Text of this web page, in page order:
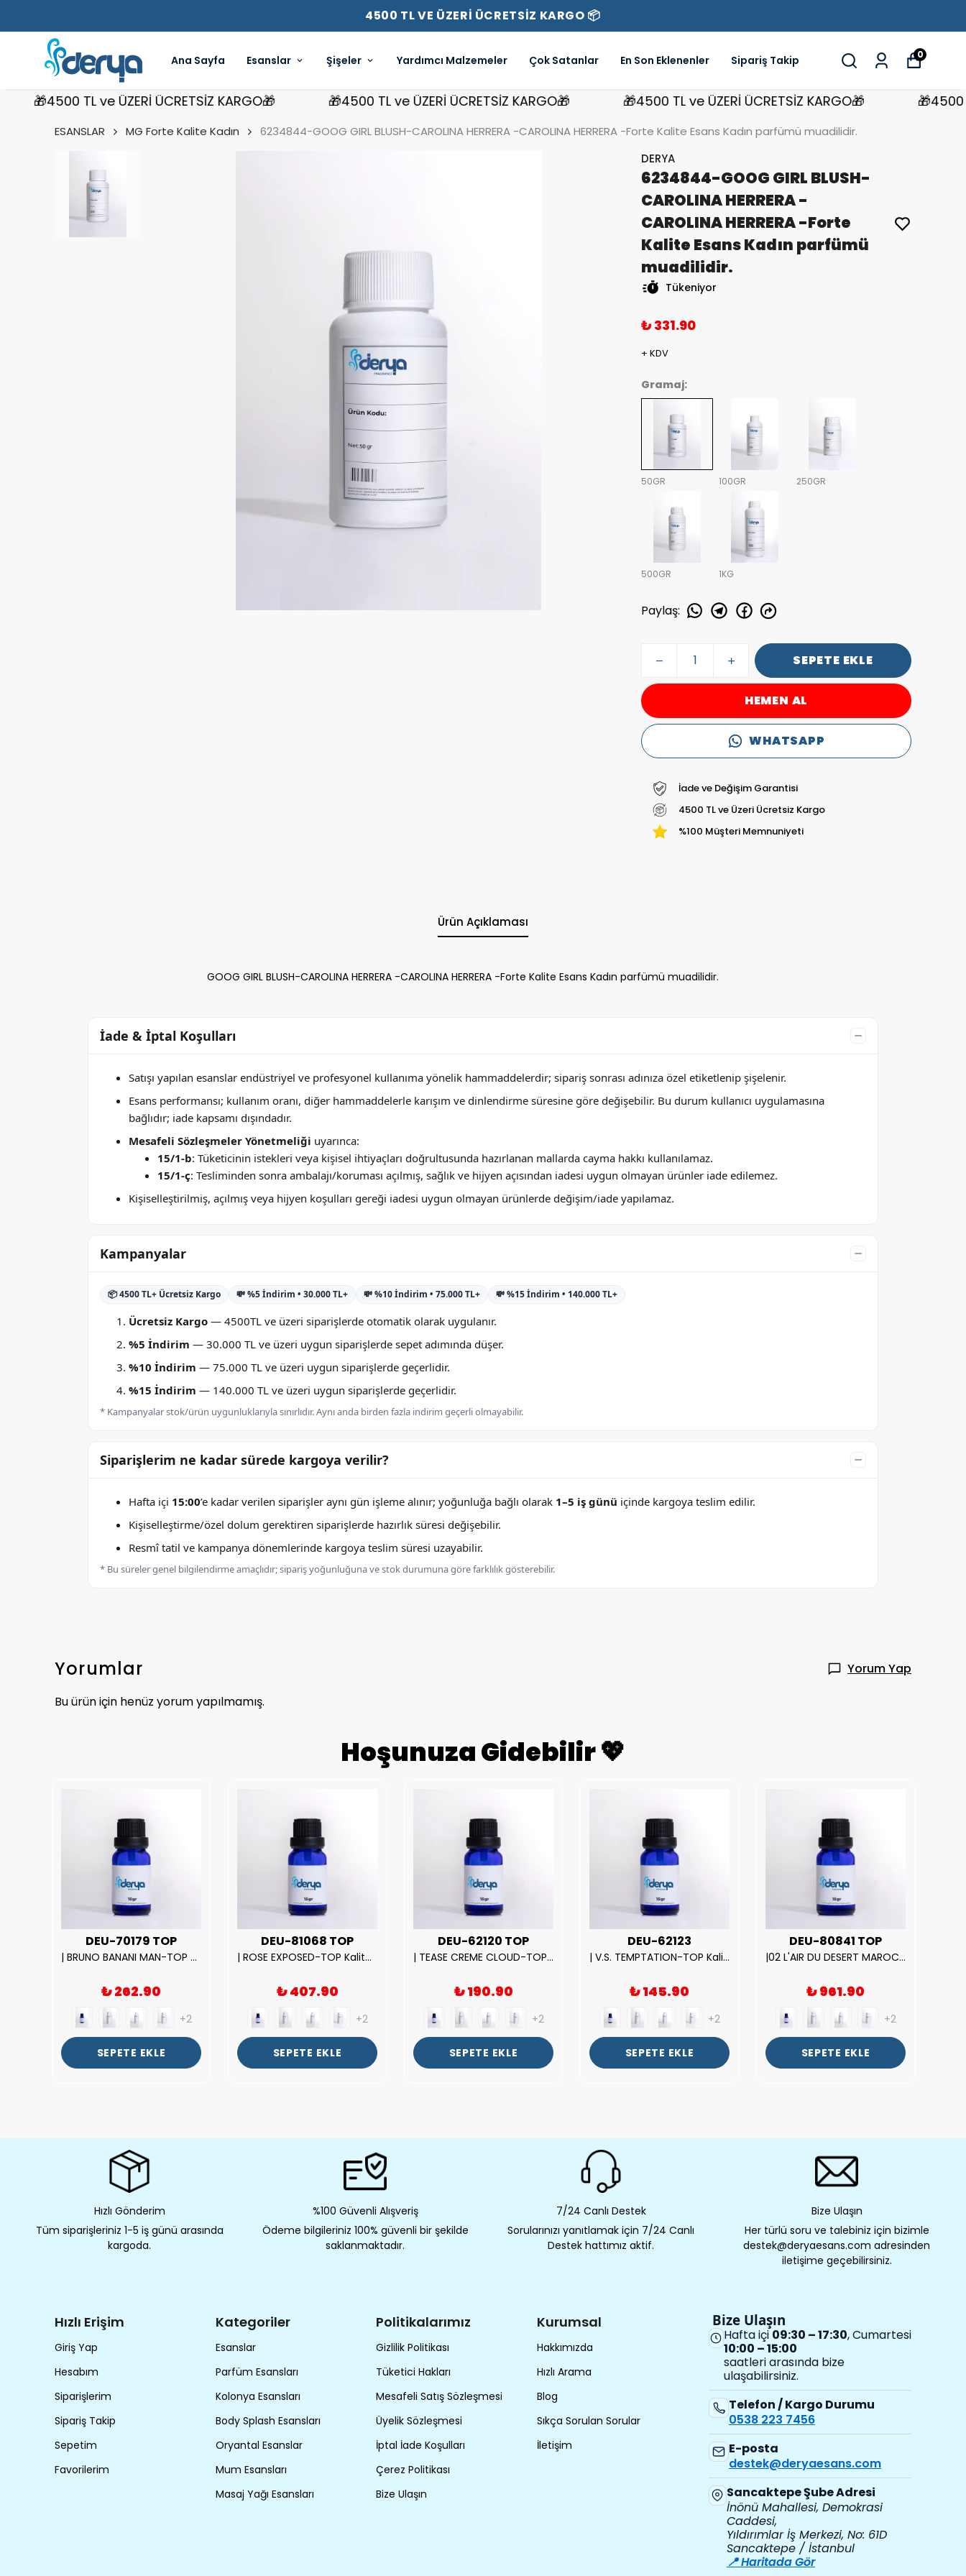
4500 TL VE ÜZERİ ÜCRETSİZ KARGO 📦
Ana Sayfa Esanslar Şişeler Yardımcı Malzemeler Çok Satanlar En Son Eklenenler Sipariş Takip 0
🎁4500 TL ve ÜZERİ ÜCRETSİZ KARGO🎁 🎁4500 TL ve ÜZERİ ÜCRETSİZ KARGO🎁 🎁4500 TL ve ÜZERİ ÜCRETSİZ KARGO🎁 🎁4500 TL
ESANSLAR MG Forte Kalite Kadın
6234844-GOOG GIRL BLUSH-CAROLINA HERRERA -CAROLINA HERRERA -Forte Kalite Esans Kadın parfümü muadilidir.
DERYA
6234844-GOOG GIRL BLUSH-
CAROLINA HERRERA -
CAROLINA HERRERA -Forte
Kalite Esans Kadın parfümü
muadilidir.
Tükeniyor
₺ 331.90
+ KDV
Gramaj:
50GR 100GR 250GR
500GR 1KG
Paylaş:
SEPETE EKLE
HEMEN AL
WHATSAPP
İade ve Değişim Garantisi
4500 TL ve Üzeri Ücretsiz Kargo
%100 Müşteri Memnuniyeti
Ürün Açıklaması
GOOG GIRL BLUSH-CAROLINA HERRERA -CAROLINA HERRERA -Forte Kalite Esans Kadın parfümü muadilidir.
İade & İptal Koşulları
Satışı yapılan esanslar endüstriyel ve profesyonel kullanıma yönelik hammaddelerdir; sipariş sonrası adınıza özel etiketlenip şişelenir.
Esans performansı; kullanım oranı, diğer hammaddelerle karışım ve dinlendirme süresine göre değişebilir. Bu durum kullanıcı uygulamasına
bağlıdır; iade kapsamı dışındadır.
Mesafeli Sözleşmeler Yönetmeliği uyarınca:
15/1-b: Tüketicinin istekleri veya kişisel ihtiyaçları doğrultusunda hazırlanan mallarda cayma hakkı kullanılamaz.
15/1-ç: Tesliminden sonra ambalajı/koruması açılmış, sağlık ve hijyen açısından iadesi uygun olmayan ürünler iade edilemez.
Kişiselleştirilmiş, açılmış veya hijyen koşulları gereği iadesi uygun olmayan ürünlerde değişim/iade yapılamaz.
Kampanyalar
📦 4500 TL+ Ücretsiz Kargo 💸 %5 İndirim • 30.000 TL+ 💸 %10 İndirim • 75.000 TL+ 💸 %15 İndirim • 140.000 TL+
Ücretsiz Kargo — 4500TL ve üzeri siparişlerde otomatik olarak uygulanır.
%5 İndirim — 30.000 TL ve üzeri uygun siparişlerde sepet adımında düşer.
%10 İndirim — 75.000 TL ve üzeri uygun siparişlerde geçerlidir.
%15 İndirim — 140.000 TL ve üzeri uygun siparişlerde geçerlidir.
* Kampanyalar stok/ürün uygunluklarıyla sınırlıdır. Aynı anda birden fazla indirim geçerli olmayabilir.
Siparişlerim ne kadar sürede kargoya verilir?
Hafta içi 15:00’e kadar verilen siparişler aynı gün işleme alınır; yoğunluğa bağlı olarak 1–5 iş günü içinde kargoya teslim edilir.
Kişiselleştirme/özel dolum gerektiren siparişlerde hazırlık süresi değişebilir.
Resmî tatil ve kampanya dönemlerinde kargoya teslim süresi uzayabilir.
* Bu süreler genel bilgilendirme amaçlıdır; sipariş yoğunluğuna ve stok durumuna göre farklılık gösterebilir.
Yorumlar
Yorum Yap
Bu ürün için henüz yorum yapılmamış.
Hoşunuza Gidebilir 💖
DEU-70179 TOP
| BRUNO BANANI MAN-TOP Kalite Erkek Parfüm Esansı.|
₺ 262.90
+2
SEPETE EKLE
DEU-81068 TOP
| ROSE EXPOSED-TOP Kalite Unısex Parfüm Esansı.|
₺ 407.90
+2
SEPETE EKLE
DEU-62120 TOP
| TEASE CREME CLOUD-TOP Kalite Kadın Parfüm Esansı.|
₺ 190.90
+2
SEPETE EKLE
DEU-62123
| V.S. TEMPTATION-TOP Kalite Kadın Parfüm Esansı.|
₺ 145.90
+2
SEPETE EKLE
DEU-80841 TOP
|02 L'AIR DU DESERT MAROCAIN-TOP Kalite Unısex Parfüm Esansı.|
₺ 961.90
+2
SEPETE EKLE
Hızlı Gönderim
Tüm siparişleriniz 1-5 iş günü arasında
kargoda.
%100 Güvenli Alışveriş
Ödeme bilgileriniz 100% güvenli bir şekilde
saklanmaktadır.
7/24 Canlı Destek
Sorularınızı yanıtlamak için 7/24 Canlı
Destek hattımız aktif.
Bize Ulaşın
Her türlü soru ve talebiniz için bizimle
destek@deryaesans.com adresinden
iletişime geçebilirsiniz.
Hızlı Erişim
Giriş Yap
Hesabım
Siparişlerim
Sipariş Takip
Sepetim
Favorilerim
Kategoriler
Esanslar
Parfüm Esansları
Kolonya Esansları
Body Splash Esansları
Oryantal Esanslar
Mum Esansları
Masaj Yağı Esansları
Politikalarımız
Gizlilik Politikası
Tüketici Hakları
Mesafeli Satış Sözleşmesi
Üyelik Sözleşmesi
İptal İade Koşulları
Çerez Politikası
Bize Ulaşın
Kurumsal
Hakkımızda
Hızlı Arama
Blog
Sıkça Sorulan Sorular
İletişim
Bize Ulaşın
Hafta içi 09:30 – 17:30, Cumartesi
10:00 – 15:00
saatleri arasında bize
ulaşabilirsiniz.
Telefon / Kargo Durumu
0538 223 7456
E-posta
destek@deryaesans.com
Sancaktepe Şube Adresi
İnönü Mahallesi, Demokrasi
Caddesi,
Yıldırımlar İş Merkezi, No: 61D
Sancaktepe / İstanbul
📍 Haritada Gör